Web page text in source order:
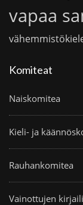
vapaa
Komiteat
Naiskomitea
Kieli- ja
Rauhankomitea
Vainottujen